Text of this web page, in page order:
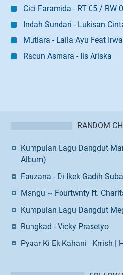
Cici Faramida - RT 05 / RW
Indah Sundari - Lukisan
Mutiara - Laila Ayu Feat
Racun Asmara - Iis Ariska
RANDOM
Kumpulan Lagu Dangdut
Album)
Fauzana - Di Ikek Gadih
Mangu ~ Fourtwnty ft.
Kumpulan Lagu Dangdut
Rungkad - Vicky Prasetyo
Pyaar Ki Ek Kahani - Krrish |